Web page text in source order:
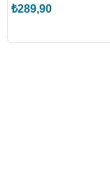
₺289,90